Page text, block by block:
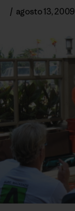
/ agosto 13, 2009